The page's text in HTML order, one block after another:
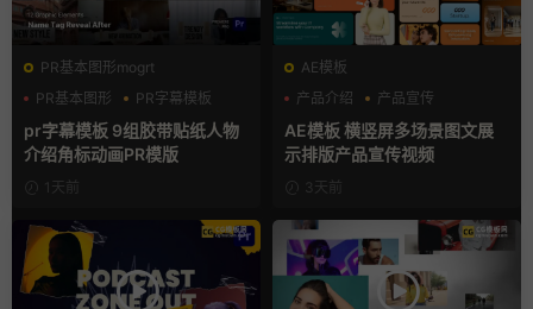
PR基本图形mogrt
PR基本图形
PR字幕模板
人物介绍
pr字幕模板 9组胶带贴纸人物
介绍角标动画PR模版
1天前
AE模板
产品介绍
产品宣传
产品展示
AE模板 横竖屏多场景图文展
示排版产品宣传视频
3天前